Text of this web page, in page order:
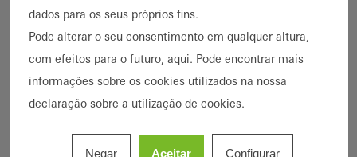
Proteção contra roubosResiliência
Edifício inteligenteAcessibilidade
Vida saudávelDesign e estética
Arquitetura excecionalEdifício famoso
Tipo de edifício
Escritórios e administração
dados para os seus próprios fins.
Pode alterar o seu consentimento em qualquer altura,
com efeitos para o futuro, aqui. Pode encontrar mais
informações sobre os cookies utilizados na nossa
declaração sobre a utilização de cookies.
Negar Aceitar Configurar